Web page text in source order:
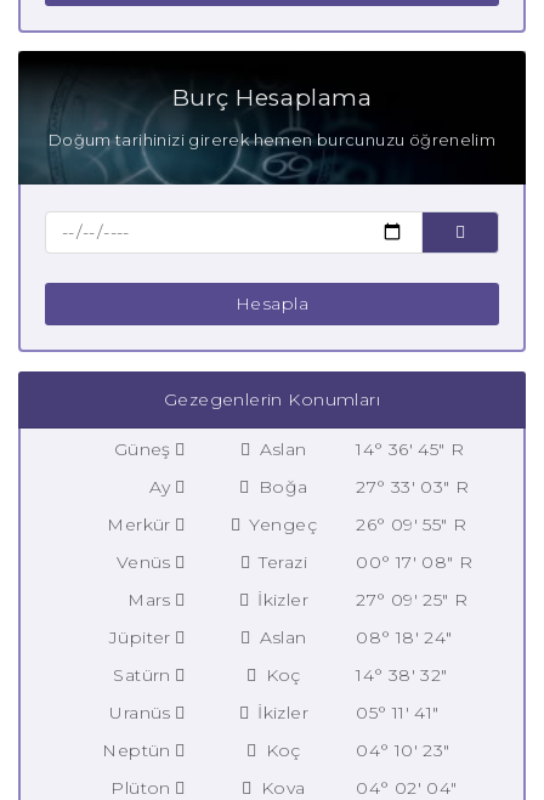
Burç Hesaplama
Doğum tarihinizi girerek hemen burcunuzu öğrenelim
Hesapla
Gezegenlerin Konumları
Güneş Aslan
14° 36' 45" R
Ay
Boğa
27° 33' 03" R
Merkür
Yengeç
26° 09' 55" R
Venüs
Terazi
00° 17' 08" R
Mars
İkizler
27° 09' 25" R
Jüpiter
Aslan
08° 18' 24"
Satürn
Koç
14° 38' 32"
Uranüs
İkizler
05° 11' 41"
Neptün
Koç
04° 10' 23"
Plüton
Kova
04° 02' 04"